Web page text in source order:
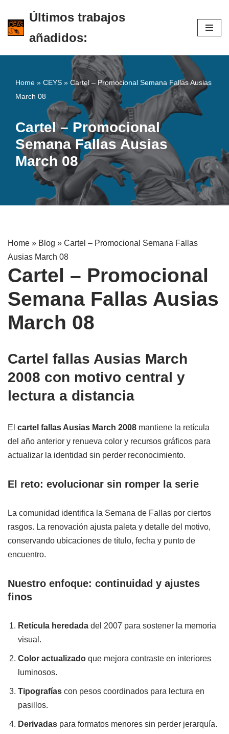
Saltar
contenido
Últimos trabajos
añadidos:
Home » CEYS » Cartel – Promocional Semana Fallas Ausias
March 08
Cartel – Promocional
Semana Fallas Ausias
March 08
Home » Blog » Cartel – Promocional Semana Fallas
Ausias March 08
Cartel – Promocional
Semana Fallas Ausias
March 08
Cartel fallas Ausias March
2008 con motivo central y
lectura a distancia
El cartel fallas Ausias March 2008 mantiene la retícula
del año anterior y renueva color y recursos gráficos para
actualizar la identidad sin perder reconocimiento.
El reto: evolucionar sin romper la serie
La comunidad identifica la Semana de Fallas por ciertos
rasgos. La renovación ajusta paleta y detalle del motivo,
conservando ubicaciones de título, fecha y punto de
encuentro.
Nuestro enfoque: continuidad y ajustes
finos
Retícula heredada del 2007 para sostener la memoria
visual.
Color actualizado que mejora contraste en interiores
luminosos.
Tipografías con pesos coordinados para lectura en
pasillos.
Derivadas para formatos menores sin perder jerarquía.